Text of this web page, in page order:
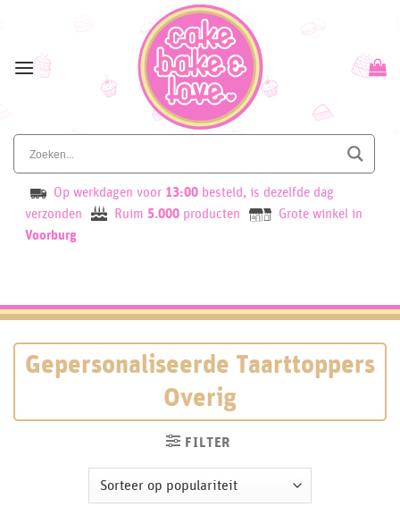
content
Op werkdagen voor 13:00 besteld, is dezelfde dag
verzonden
Ruim 5.000 producten
Grote winkel in
Voorburg
Gepersonaliseerde Taarttoppers
Overig
FILTER